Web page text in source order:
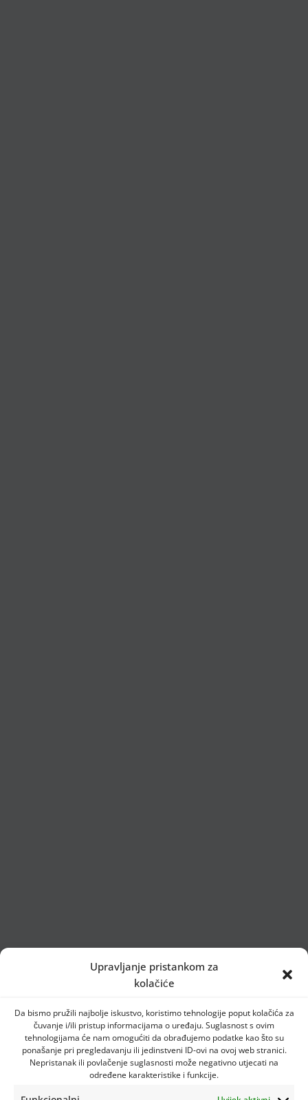
Upravljanje pristankom za
kolačiće
Da bismo pružili najbolje iskustvo, koristimo tehnologije poput kolačića za
čuvanje i/ili pristup informacijama o uređaju. Suglasnost s ovim
tehnologijama će nam omogućiti da obrađujemo podatke kao što su
ponašanje pri pregledavanju ili jedinstveni ID-ovi na ovoj web stranici.
Nepristanak ili povlačenje suglasnosti može negativno utjecati na
određene karakteristike i funkcije.